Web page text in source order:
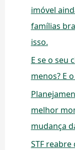
imóvel
famílias
isso.
E se o seu
menos? E
melhor
mudança
STF